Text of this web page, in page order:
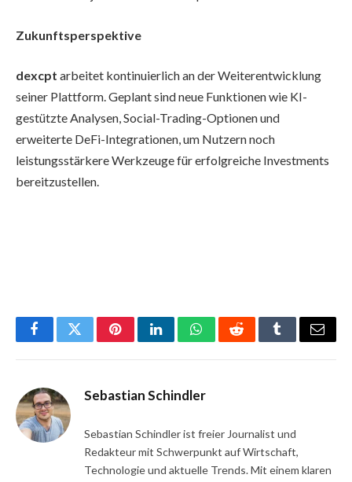
Zukunftsperspektive
dexcpt arbeitet kontinuierlich an der Weiterentwicklung
seiner Plattform. Geplant sind neue Funktionen wie KI-
gestützte Analysen, Social-Trading-Optionen und
erweiterte DeFi-Integrationen, um Nutzern noch
leistungsstärkere Werkzeuge für erfolgreiche Investments
bereitzustellen.
FacebookTwitterPinterestLinkedInWhatsAppRedditTumblrEmail
Sebastian Schindler
Sebastian Schindler ist freier Journalist und
Redakteur mit Schwerpunkt auf Wirtschaft,
Technologie und aktuelle Trends. Mit einem klaren